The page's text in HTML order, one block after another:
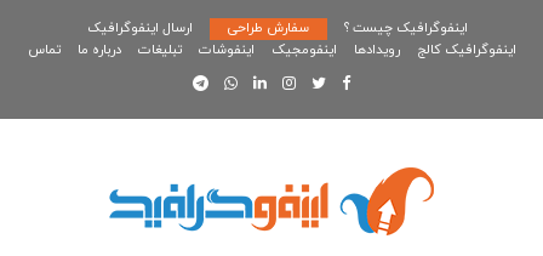
اینفوگرافیک چیست ؟ سفارش طراحی
ارسال اینفوگرافیک
اینفوگرافیک کالج
رویدادها اینفومجیک اینفوشات تبلیغات درباره ما تماس